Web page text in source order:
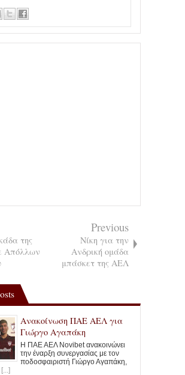
της
Απόλλων
Previous
Νίκη για την
Ανδρική ομάδα
μπάσκετ της ΑΕΛ
Ανακοίνωση ΠΑΕ ΑΕΛ για
Γιώργο Αγαπάκη
Η ΠΑΕ ΑΕΛ Novibet ανακοινώνει
την έναρξη συνεργασίας με τον
ποδοσφαιριστή Γιώργο Αγαπάκη,
[...]